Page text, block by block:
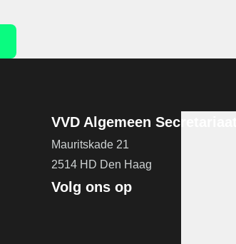
VVD Algemeen Secretariaat
Mauritskade 21
2514 HD Den Haag
Volg ons op